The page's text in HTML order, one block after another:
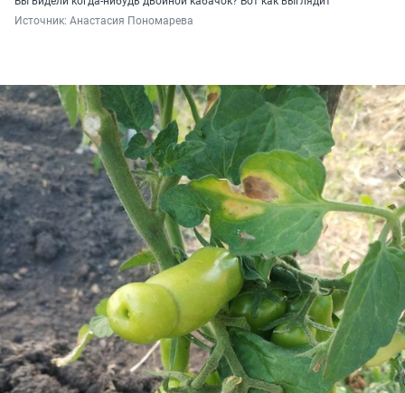
Источник: Анастасия Пономарева